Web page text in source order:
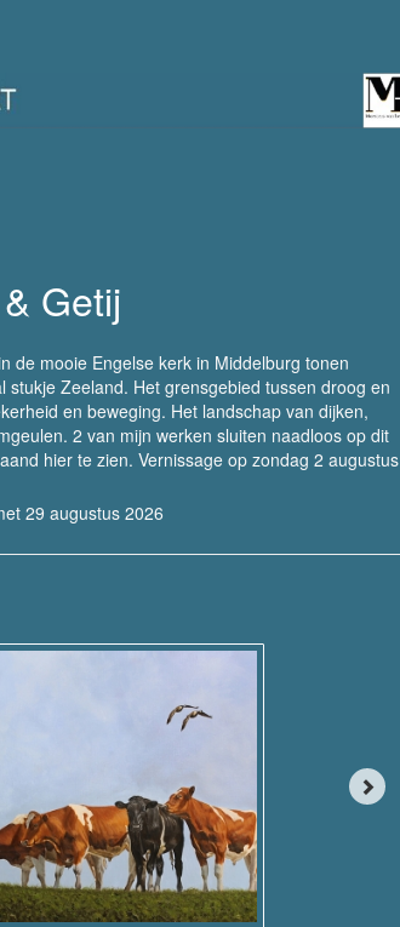
Getij
de mooie Engelse kerk in Middelburg tonen
stukje Zeeland. Het grensgebied tussen droog en
en beweging. Het landschap van dijken,
2 van mijn werken sluiten naadloos op dit
hier te zien. Vernissage op zondag 2 augustus
29 augustus 2026